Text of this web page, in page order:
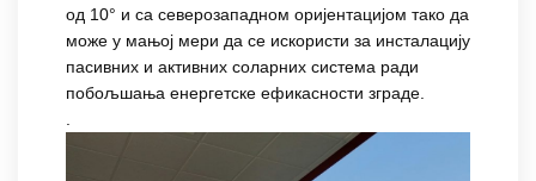
од 10° и са северозападном оријентацијом тако да
може у мањој мери да се искористи за инсталацију
пасивних и активних соларних система ради
побољшања енергетске ефикасности зграде.
.